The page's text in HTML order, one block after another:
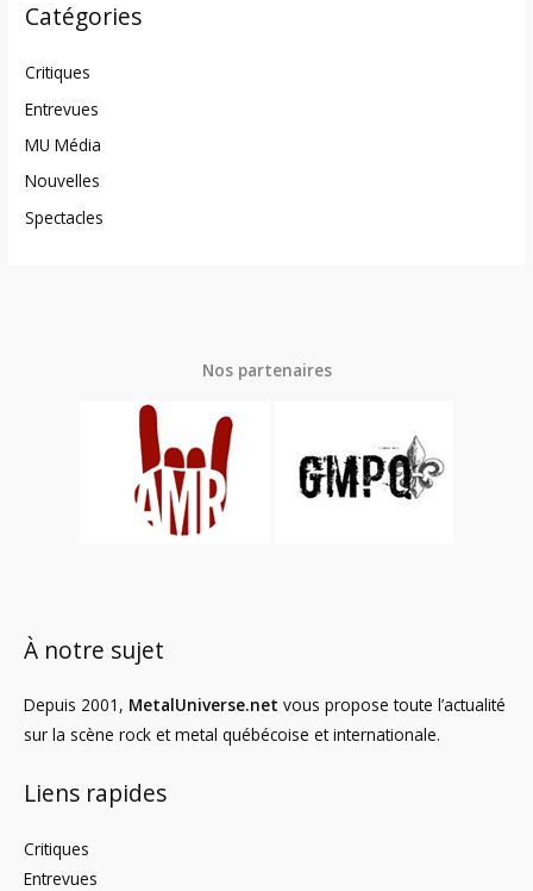
Catégories
Critiques
Entrevues
MU Média
Nouvelles
Spectacles
Nos partenaires
À notre sujet
Depuis 2001, MetalUniverse.net vous propose toute l’actualité
sur la scène rock et metal québécoise et internationale.
Liens rapides
Critiques
Entrevues